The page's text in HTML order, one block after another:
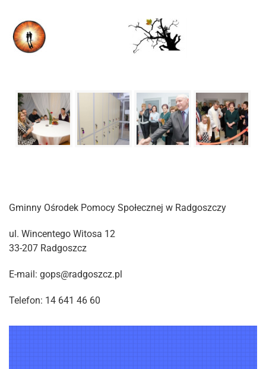
Gminny Ośrodek Pomocy Społecznej w Radgoszczy
ul. Wincentego Witosa 12
33-207 Radgoszcz
E-mail: gops@radgoszcz.pl
Telefon: 14 641 46 60